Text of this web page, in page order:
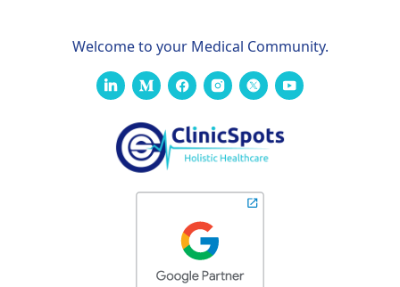
Welcome to your Medical Community.